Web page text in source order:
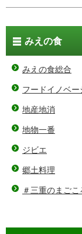
みえの食
みえの食総合
フードイノベー
地産地消
地物一番
ジビエ
郷土料理
＃三重のまご